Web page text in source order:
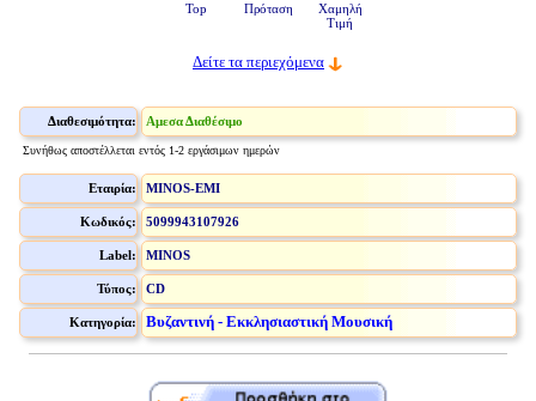
Top Πρόταση
Χαμηλή
Τιμή
Δείτε τα περιεχόμενα
Διαθεσιμότητα: Αμεσα Διαθέσιμο
Συνήθως αποστέλλεται εντός 1-2 εργάσιμων ημερών
Εταιρία: MINOS-EMI
Κωδικός: 5099943107926
Label: MINOS
Τύπος: CD
Κατηγορία: Βυζαντινή - Εκκλησιαστική Μουσική